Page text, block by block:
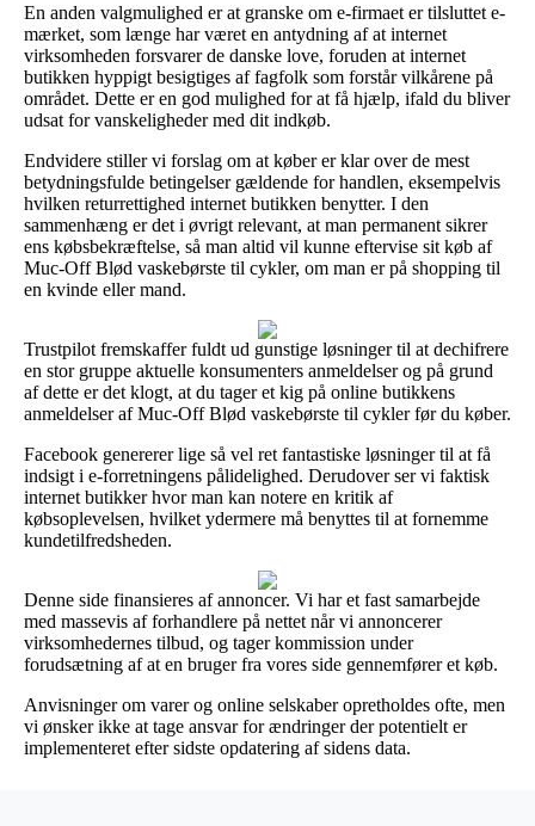
En anden valgmulighed er at granske om e-firmaet er tilsluttet e-
mærket, som længe har været en antydning af at internet
virksomheden forsvarer de danske love, foruden at internet
butikken hyppigt besigtiges af fagfolk som forstår vilkårene på
området. Dette er en god mulighed for at få hjælp, ifald du bliver
udsat for vanskeligheder med dit indkøb.
Endvidere stiller vi forslag om at køber er klar over de mest
betydningsfulde betingelser gældende for handlen, eksempelvis
hvilken returrettighed internet butikken benytter. I den
sammenhæng er det i øvrigt relevant, at man permanent sikrer
ens købsbekræftelse, så man altid vil kunne eftervise sit køb af
Muc-Off Blød vaskebørste til cykler, om man er på shopping til
en kvinde eller mand.
Trustpilot fremskaffer fuldt ud gunstige løsninger til at dechifrere
en stor gruppe aktuelle konsumenters anmeldelser og på grund
af dette er det klogt, at du tager et kig på online butikkens
anmeldelser af Muc-Off Blød vaskebørste til cykler før du køber.
Facebook genererer lige så vel ret fantastiske løsninger til at få
indsigt i e-forretningens pålidelighed. Derudover ser vi faktisk
internet butikker hvor man kan notere en kritik af
købsoplevelsen, hvilket ydermere må benyttes til at fornemme
kundetilfredsheden.
Denne side finansieres af annoncer. Vi har et fast samarbejde
med massevis af forhandlere på nettet når vi annoncerer
virksomhedernes tilbud, og tager kommission under
forudsætning af at en bruger fra vores side gennemfører et køb.
Anvisninger om varer og online selskaber opretholdes ofte, men
vi ønsker ikke at tage ansvar for ændringer der potentielt er
implementeret efter sidste opdatering af sidens data.